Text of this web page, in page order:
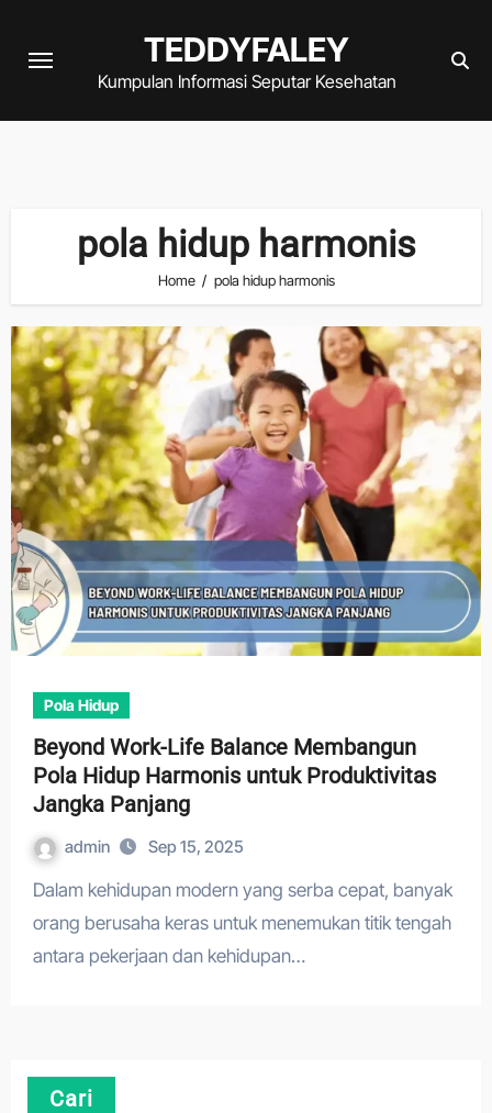
TEDDYFALEY
Kumpulan Informasi Seputar Kesehatan
pola hidup harmonis
Home pola hidup harmonis
Pola Hidup
Beyond Work-Life Balance Membangun
Pola Hidup Harmonis untuk Produktivitas
Jangka Panjang
admin Sep 15, 2025
Dalam kehidupan modern yang serba cepat, banyak
orang berusaha keras untuk menemukan titik tengah
antara pekerjaan dan kehidupan…
Cari